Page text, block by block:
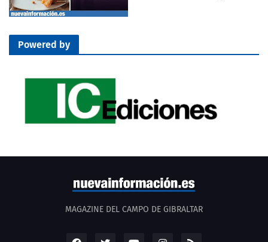
Powered by
MAGAZINE DEL CAMPO DE GIBRALTAR